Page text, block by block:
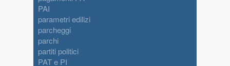
PAI
parametri edilizi
parcheggi
parchi
partiti politici
PAT e PI